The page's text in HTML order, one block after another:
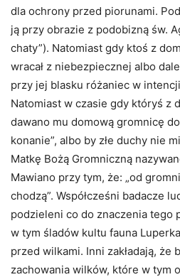
dla ochrony przed piorunami.
ją przy obrazie z podobizną św.
chaty”). Natomiast gdy ktoś z
wracał z niebezpiecznej albo
przy jej blasku różaniec w
Natomiast w czasie gdy któryś z
dawano mu domową gromnicę
konanie”, albo by złe duchy nie
Matkę Bożą Gromniczną
Mawiano przy tym, że: „od
chodzą”. Współcześni badacze
podzieleni co do znaczenia tego
w tym śladów kultu fauna
przed wilkami. Inni zakładają, że
zachowania wilków, które w tym